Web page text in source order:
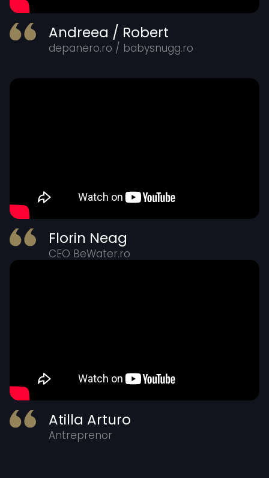
Andreea / Robert
depanero.ro / babysnugg.ro
Florin Neag
CEO BeWater.ro
Atilla Arturo
Antreprenor